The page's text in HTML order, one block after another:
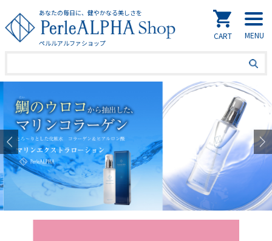
あなたの毎日に、健やかなる美しさを
ペルルアルファショップ